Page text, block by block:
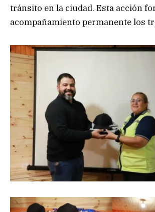
tránsito en la ciudad. Esta acción
acompañamiento permanente los